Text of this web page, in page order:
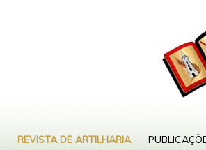
REVISTA DE ARTILHARIA